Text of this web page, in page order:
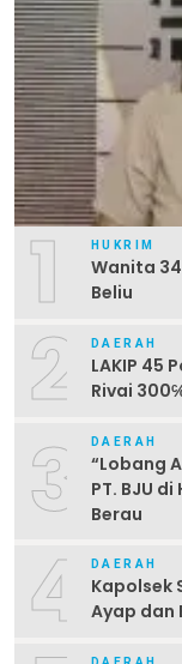
1 HUKRIM
Wanita
Beliu
2 DAERAH
LAKIP 45
Rivai
3 DAERAH
“Lobang
PT. BJU
Berau
4 DAERAH
Kapolsek
Ayap dan